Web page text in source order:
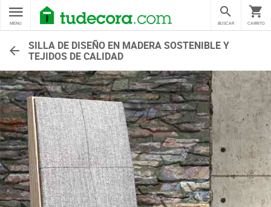
MENU CARRITO
BUSCAR
SILLA DE DISEÑO EN MADERA SOSTENIBLE Y
TEJIDOS DE CALIDAD